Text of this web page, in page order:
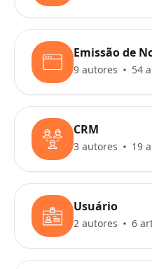
Emissão de
9 autores 54
CRM
3 autores 19
Usuário
2 autores 6